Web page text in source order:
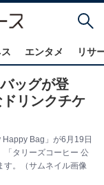
エンタメ リサ
ッグが登
リンクチケ
Bag」が6月19日
「タリーズコーヒー 公
す。（サムネイル画像